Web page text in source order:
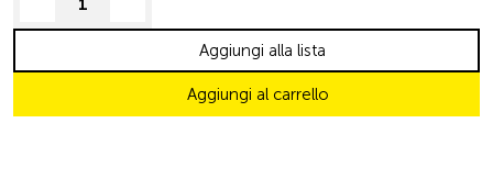
decrease quantity
Aggiungi al carrello
Aggiungi alla lista